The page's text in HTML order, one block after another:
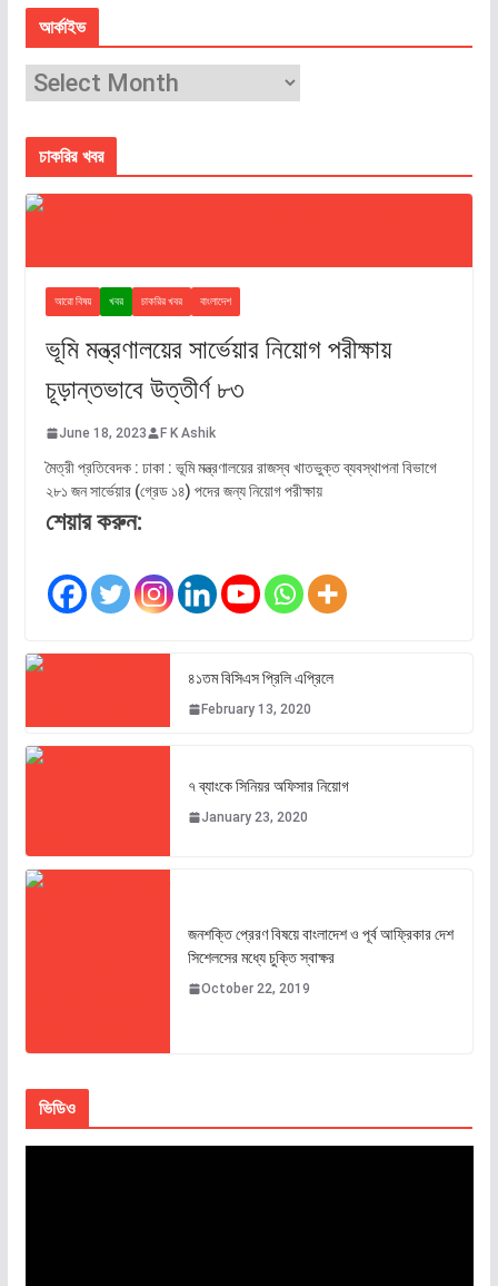
আর্কাইভ
চাকরির খবর
আরো বিষয় খবর চাকরির খবর বাংলাদেশ
ভূমি মন্ত্রণালয়ের সার্ভেয়ার নিয়োগ পরীক্ষায়
চূড়ান্তভাবে উত্তীর্ণ ৮৩
June 18, 2023 F K Ashik
মৈত্রী প্রতিবেদক : ঢাকা : ভূমি মন্ত্রণালয়ের রাজস্ব খাতভুক্ত ব্যবস্থাপনা বিভাগে
২৮১ জন সার্ভেয়ার (গ্রেড ১৪) পদের জন্য নিয়োগ পরীক্ষায়
শেয়ার করুন:
৪১তম বিসিএস প্রিলি এপ্রিলে
February 13, 2020
৭ ব্যাংকে সিনিয়র অফিসার নিয়োগ
January 23, 2020
জনশক্তি প্রেরণ বিষয়ে বাংলাদেশ ও পূর্ব আফ্রিকার দেশ
সিশেলসের মধ্যে চুক্তি স্বাক্ষর
October 22, 2019
ভিডিও